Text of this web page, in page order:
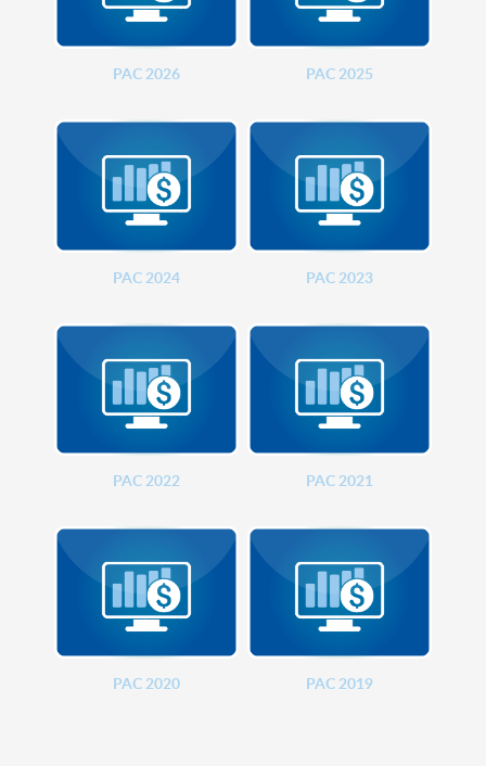
PAC 2026 PAC 2025
PAC 2024 PAC 2023
PAC 2022 PAC 2021
PAC 2020 PAC 2019